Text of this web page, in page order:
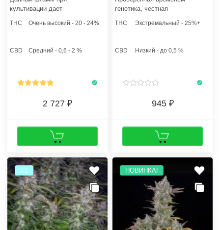
культивации дает
сильное растение. Хорошо
каннабисом.
THC Очень высокий - 20 - 24%
CBD Средний - 0,6 - 2 %
2 727
генетика, честная
простота в культивации
новичкам получать урожаи
THC Экстремальный - 25%+
CBD Низкий - до 0,5 %
945
Х2 НОВИНКА!